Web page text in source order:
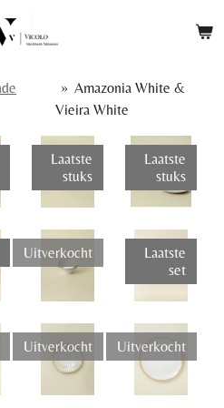
» Amazonia White &
Vieira White
Laatste
stuks
Laatste
stuks
Uitverkocht
Laatste
set
Uitverkocht Uitverkocht